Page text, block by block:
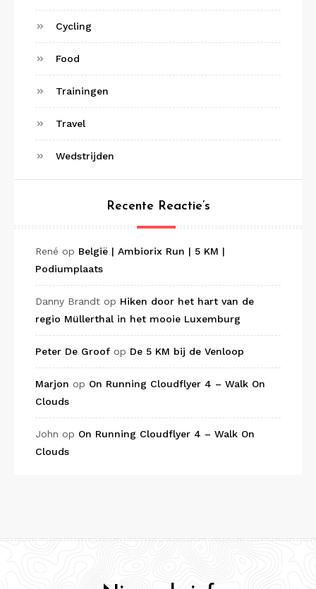
Cycling
Food
Trainingen
Travel
Wedstrijden
Recente Reactie’s
René op België | Ambiorix Run | 5 KM |
Podiumplaats
Danny Brandt op Hiken door het hart van de
regio Müllerthal in het mooie Luxemburg
Peter De Groof op De 5 KM bij de Venloop
Marjon op On Running Cloudflyer 4 – Walk On
Clouds
John op On Running Cloudflyer 4 – Walk On
Clouds